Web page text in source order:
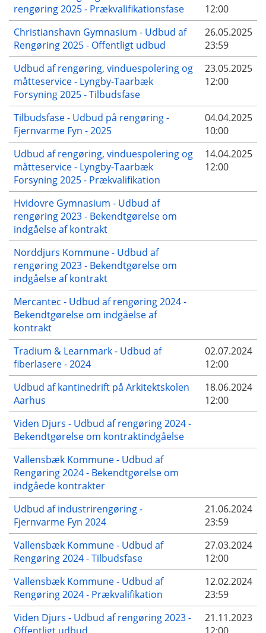
rengøring 2025 - Prækvalifikationsfase
12:00
Christianshavn Gymnasium - Udbud af
Rengøring 2025 - Offentligt udbud
26.05.2025
23:59
Udbud af rengøring, vinduespolering og
måtteservice - Lyngby-Taarbæk
Forsyning 2025 - Tilbudsfase
23.05.2025
12:00
Tilbudsfase - Udbud på rengøring -
Fjernvarme Fyn - 2025
04.04.2025
10:00
Udbud af rengøring, vinduespolering og
måtteservice - Lyngby-Taarbæk
Forsyning 2025 - Prækvalifikation
14.04.2025
12:00
Hvidovre Gymnasium - Udbud af
rengøring 2023 - Bekendtgørelse om
indgåelse af kontrakt
Norddjurs Kommune - Udbud af
rengøring 2023 - Bekendtgørelse om
indgåelse af kontrakt
Mercantec - Udbud af rengøring 2024 -
Bekendtgørelse om indgåelse af
kontrakt
Tradium & Learnmark - Udbud af
fiberlasere - 2024
02.07.2024
12:00
Udbud af kantinedrift på Arkitektskolen
Aarhus
18.06.2024
12:00
Viden Djurs - Udbud af rengøring 2024 -
Bekendtgørelse om kontraktindgåelse
Vallensbæk Kommune - Udbud af
Rengøring 2024 - Bekendtgørelse om
indgåede kontrakter
Udbud af industrirengøring -
Fjernvarme Fyn 2024
21.06.2024
23:59
Vallensbæk Kommune - Udbud af
Rengøring 2024 - Tilbudsfase
27.03.2024
12:00
Vallensbæk Kommune - Udbud af
Rengøring 2024 - Prækvalifikation
12.02.2024
23:59
Viden Djurs - Udbud af rengøring 2023 -
21.11.2023